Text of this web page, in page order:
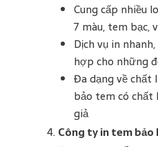
Cung cấp nhiều
7 màu, tem bạc,
Dịch vụ in
hợp cho những
Đa dạng về chất
bảo tem có chất
giả​
Công ty in tem bảo